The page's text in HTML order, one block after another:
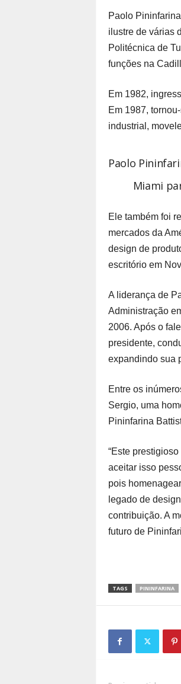
Paolo
ilustre de várias
Politécnica de
funções na
Em 1982,
Em 1987,
industrial,
Paolo
Miami
Ele também foi
mercados da
design de
escritório em
A liderança de
Administração
2006. Após o
presidente,
expandindo sua
Entre os
Sergio, uma
Pininfarina
“Este
aceitar isso
pois
legado de
contribuição. A
futuro de
TAGS PININFARINA